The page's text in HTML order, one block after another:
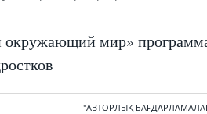
окружающий мир»
"АВТОРЛЫҚ